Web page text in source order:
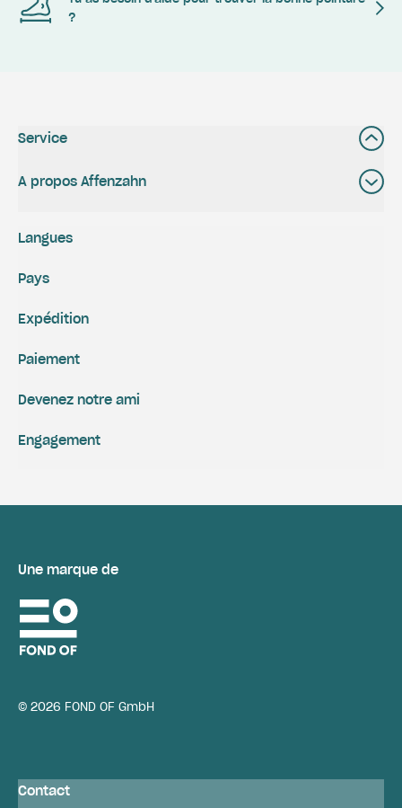
?
Service
A propos Affenzahn
Expédition
Paiement
Engagement
Devenez notre ami
Langues
Pays
Une marque de
© 2026 FOND OF GmbH
Contact